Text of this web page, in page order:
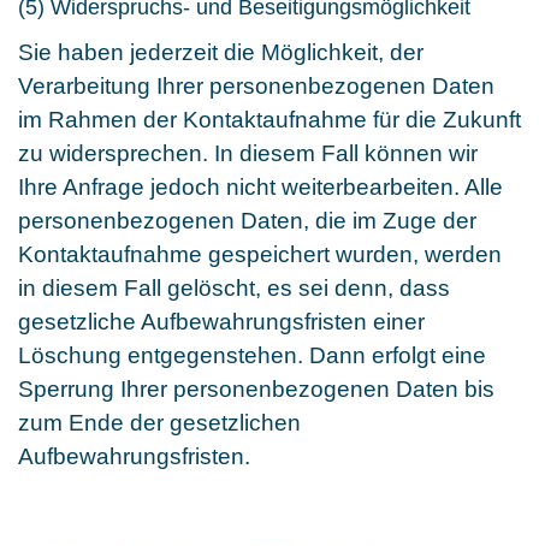
(5) Widerspruchs- und Beseitigungsmöglichkeit
Sie haben jederzeit die Möglichkeit, der
Verarbeitung Ihrer personenbezogenen Daten
im Rahmen der Kontaktaufnahme für die Zukunft
zu widersprechen. In diesem Fall können wir
Ihre Anfrage jedoch nicht weiterbearbeiten. Alle
personenbezogenen Daten, die im Zuge der
Kontaktaufnahme gespeichert wurden, werden
in diesem Fall gelöscht, es sei denn, dass
gesetzliche Aufbewahrungsfristen einer
Löschung entgegenstehen. Dann erfolgt eine
Sperrung Ihrer personenbezogenen Daten bis
zum Ende der gesetzlichen
Aufbewahrungsfristen.